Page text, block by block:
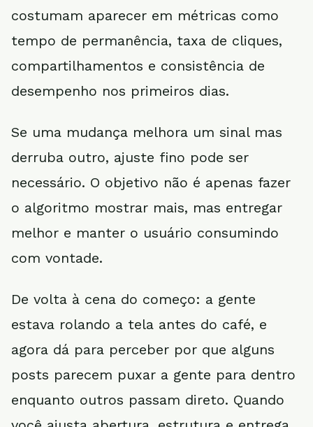
costumam aparecer em métricas como
tempo de permanência, taxa de cliques,
compartilhamentos e consistência de
desempenho nos primeiros dias.
Se uma mudança melhora um sinal mas
derruba outro, ajuste fino pode ser
necessário. O objetivo não é apenas fazer
o algoritmo mostrar mais, mas entregar
melhor e manter o usuário consumindo
com vontade.
De volta à cena do começo: a gente
estava rolando a tela antes do café, e
agora dá para perceber por que alguns
posts parecem puxar a gente para dentro
enquanto outros passam direto. Quando